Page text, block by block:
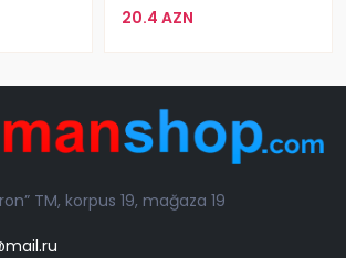
20.4 AZN
TM, korpus 19, mağaza 19